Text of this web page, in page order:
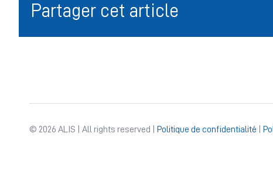
Partager cet article
© 2026 ALIS | All rights reserved | Politique de confidentialité